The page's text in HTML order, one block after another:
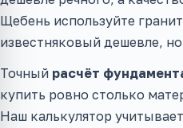
Щебень используйте
известняковый дешевле,
Точный расчёт
купить ровно столько
Наш калькулятор